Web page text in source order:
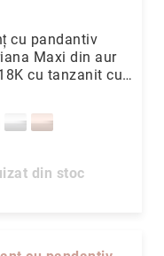
cu pandantiv
Maxi din aur
cu tanzanit cu
din stoc